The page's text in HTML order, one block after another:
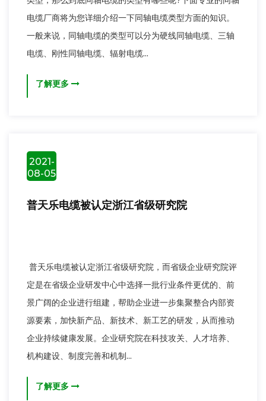
电缆厂商将为您详细介绍一下同轴电缆类型方面的知识。
一般来说，同轴电缆的类型可以分为硬线同轴电缆、三轴
电缆、刚性同轴电缆、辐射电缆...
了解更多
2021-
08-05
普天乐电缆被认定浙江省级研究院
普天乐电缆被认定浙江省级研究院，而省级企业研究院评
定是在省级企业研发中心中选择一批行业条件更优的、前
景广阔的企业进行组建，帮助企业进一步集聚整合内部资
源要素，加快新产品、新技术、新工艺的研发，从而推动
企业持续健康发展。企业研究院在科技攻关、人才培养、
机构建设、制度完善和机制...
了解更多